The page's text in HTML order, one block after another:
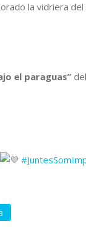
la vidriera del
el paraguas”